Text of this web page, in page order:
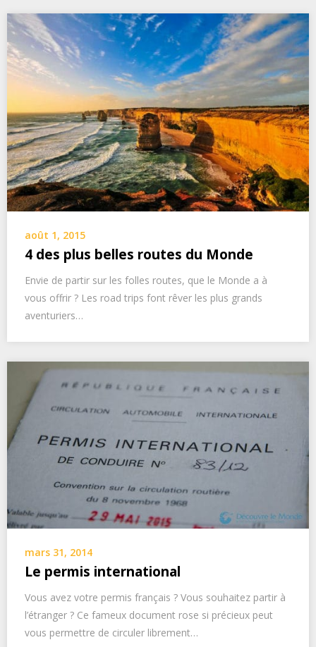
août 1, 2015
4 des plus belles routes du Monde
Envie de partir sur les folles routes, que le Monde a à
vous offrir ? Les road trips font rêver les plus grands
aventuriers…
mars 31, 2014
Le permis international
Vous avez votre permis français ? Vous souhaitez partir à
l’étranger ? Ce fameux document rose si précieux peut
vous permettre de circuler librement…